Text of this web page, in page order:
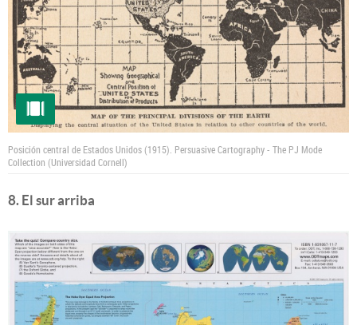
Posición central de Estados Unidos (1915). Persuasive Cartography - The PJ Mode
Collection (Universidad Cornell)
8. El sur arriba